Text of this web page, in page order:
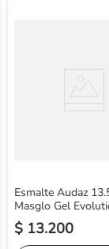
Esmalte Audaz
Masglo Gel
$ 13.200